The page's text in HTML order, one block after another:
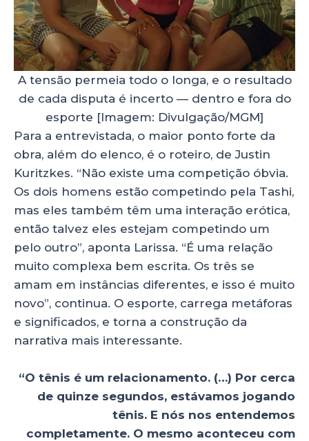
A tensão permeia todo o longa, e o resultado
de cada disputa é incerto — dentro e fora do
esporte [Imagem: Divulgação/MGM]
Para a entrevistada, o maior ponto forte da
obra, além do elenco, é o roteiro, de Justin
Kuritzkes. “Não existe uma competição óbvia.
Os dois homens estão competindo pela Tashi,
mas eles também têm uma interação erótica,
então talvez eles estejam competindo um
pelo outro”, aponta Larissa. “É uma relação
muito complexa bem escrita. Os três se
amam em instâncias diferentes, e isso é muito
novo”, continua. O esporte, carrega metáforas
e significados, e torna a construção da
narrativa mais interessante.
“O tênis é um relacionamento. (…) Por cerca
de quinze segundos, estávamos jogando
tênis. E nós nos entendemos
completamente. O mesmo aconteceu com